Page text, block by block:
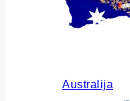
Australija